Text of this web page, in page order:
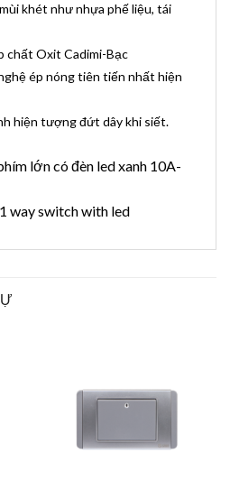
khét như nhựa phế liệu, tái
chất Oxit Cadimi-Bạc
ép nóng tiên tiến nhất hiện
hiện tượng đứt dây khi siết.
lớn có đèn led xanh 10A-
way switch with led